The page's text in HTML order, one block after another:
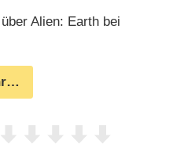
Alien: Earth bei